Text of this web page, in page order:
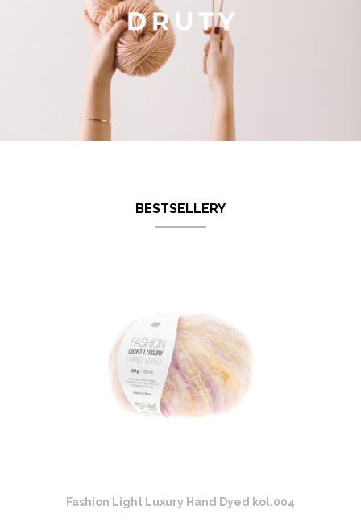
BESTSELLERY
Fashion Light Luxury Hand Dyed kol.004